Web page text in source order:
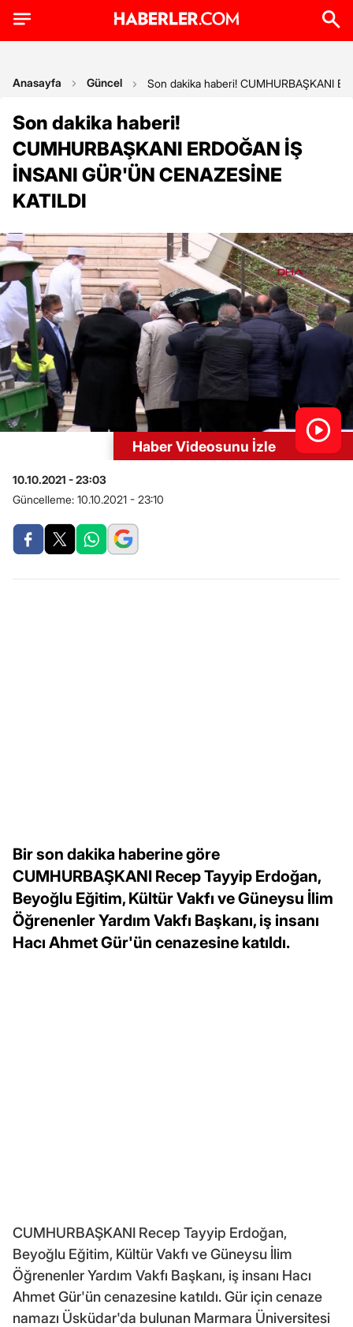
Anasayfa Güncel Son dakika haberi! CUMHURBAŞKANI
Son dakika haberi!
CUMHURBAŞKANI ERDOĞAN İŞ
İNSANI GÜR'ÜN CENAZESİNE
KATILDI
Haber Videosunu İzle
10.10.2021 - 23:03
Güncelleme: 10.10.2021 - 23:10
Bir son dakika haberine göre
CUMHURBAŞKANI Recep Tayyip Erdoğan,
Beyoğlu Eğitim, Kültür Vakfı ve Güneysu İlim
Öğrenenler Yardım Vakfı Başkanı, iş insanı
Hacı Ahmet Gür'ün cenazesine katıldı.
CUMHURBAŞKANI Recep Tayyip Erdoğan,
Beyoğlu Eğitim, Kültür Vakfı ve Güneysu İlim
Öğrenenler Yardım Vakfı Başkanı, iş insanı Hacı
Ahmet Gür'ün cenazesine katıldı. Gür için cenaze
namazı Üsküdar'da bulunan Marmara Üniversitesi